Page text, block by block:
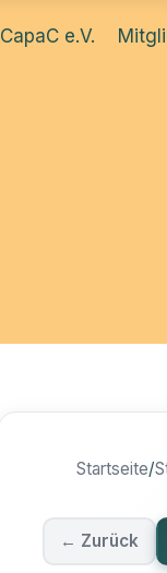
CapaC e.V.
Startseite/
← Zurück